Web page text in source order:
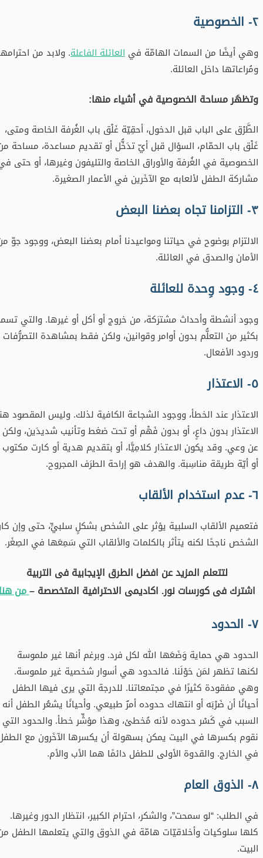
٢- الخصوصية
وهي أيضًا من السمات الهامّة فيالعائلة الفاعلة. ولابد من احترامها
ومُراعاتها داخل العائلة.
وتظهَر مساحة الخصوصية في أشياء منها:
الطَّرْق على الباب قبل الدخول، أحقِيّة غَلْق باب الغُرفة الخاصة ومتى،
غَلْق باب الحمّام، السؤال قبل أيّ تدَخُّل أو تقديم مساعدة، مساحة من
الخصوصية في الغُرفة والأوراق الخاصة والتليفون وغيرها، أو حتى في
مشاركة الطفل لألعابه مع الآخَرين في الأعمار الصغيرة.
٣- التزامنا تجاه بعضنا البعض
الالتزام بوضوح في حياتنا ومواعيدنا أمام بعضنا البعض، ووجود جوّ من
الأمان والصدق في العائلة.
٤- وجود وِحدة للعائلة
وجود أنشطة وأحداث مشترَكة، من خروج أو أكل أو غيرها. والتي تسمح
بكثير من التعلُّم بدون أوامر وقوانين، ولكن فقط بمشاهدة التصرُّفات
وردود الأفعال.
٥- الاعتذار
الاعتذار عند الخطأ، ووجود الشجاعة الكافية لذلك. وليس المقصود هنا
الاعتذار بدون داعٍ، أو بدون فَهْم أو تحت ضغط وتأنيب شديدَين، ولكن
عن وعي. وقد يكون الاعتذار كلامِيًّا، أو بتقديم هدية أو كارت مكتوب
أو أيّة طريقة مناسِبة. والهدف هو إراحة الطرَف المجروح.
٦- عدم استخدام الألقاب
فتعميم الألقاب السلبية يؤثر على الشخص بشكلٍ سلبيٍّ، حتى وإن كان
الشخص ناجحًا لكنه يتأثر بالكلمات والألقاب التي سَمِعَها في الصِغَر.
لتتعلم المزيد عن افضل الطرق الإيجابية فى التربية
اشترك فى كورسات نور. اكاديمى الاحترافية المتخصصة –من هنا
٧- الحدود
الحدود هي حماية وَضَعَها الله لكل فرد. وبرغم أنها غير ملموسة
لكنها تظهر لمَن حَوْلَنا. فالحدود هي أسوار شخصية غير ملموسة.
وهي مفقودة كثيرًا في مجتمعاتنا. للدرجة التي يرى فيها الطفل
أحيانًا أن ضَرْبَه أو انتهاك حدوده أمرٌ طبيعي. وأحيانًا يشعُر الطفل أنه
السبب في كَسْر حدوده لأنه مُخطئ، وهذا مؤشِّر خطأ. والحدود التي
نقوم بكسرها في البيت يمكن بسهولة أن يكسرها الآخَرون مع الطفل
في الخارج. والقدوة الأولى للطفل دائمًا هما الأب والأم.
٨- الذوق العام
في الطلب: “لو سمحت”، والشكر، احترام الكبير، انتظار الدور وغيرها.
كلها سلوكيات وأخلاقيّات هامّة في الذوق والتي يتعلمها الطفل من
البيت.